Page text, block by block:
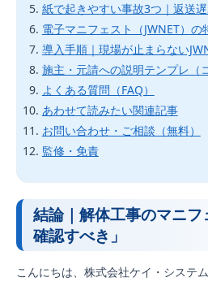
紙で起きやすい事故3つ｜返送
電子マニフェスト（JWNET）の
導入手順｜現場が止まらない
施主・元請への説明テンプレ（
よくある質問（FAQ）
あわせて読みたい関連記事
お問い合わせ・ご相談（無料）
監修・免責
結論｜解体工事のマニフ
確認すべき」
こんにちは、株式会社ケイ・システ